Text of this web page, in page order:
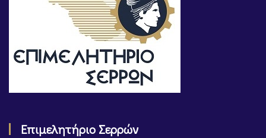
Επιμελητήριο Σερρών